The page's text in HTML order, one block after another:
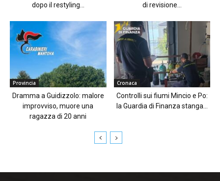
dopo il restyling...
di revisione...
Provincia
Dramma a Guidizzolo: malore
improvviso, muore una
ragazza di 20 anni
Cronaca
Controlli sui fiumi Mincio e Po:
la Guardia di Finanza stanga...